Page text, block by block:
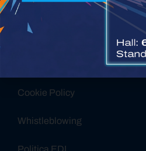
Governance Maurelli SPA
Report di Sostenibilità
Cookie Policy
Whistleblowing